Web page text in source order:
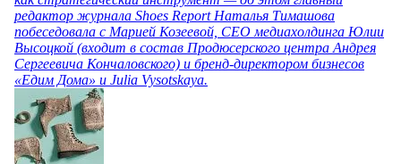
редактор журнала Shoes Report Наталья Тимашова
побеседовала с Марией Козеевой, СЕО медиахолдинга Юлии
Высоцкой (входит в состав Продюсерского центра Андрея
Сергеевича Кончаловского) и бренд-директором бизнесов
«Едим Дома» и Julia Vysotskaya.